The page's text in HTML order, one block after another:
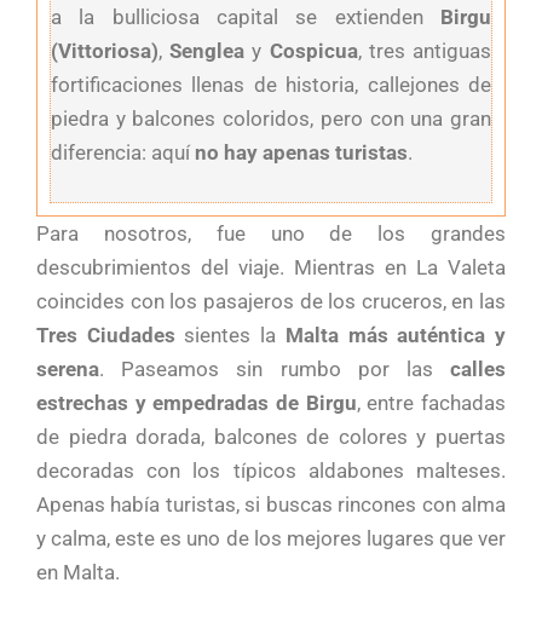
a la bulliciosa capital se extienden Birgu
(Vittoriosa),Senglea y Cospicua, tres antiguas
fortificaciones llenas de historia, callejones de
piedra y balcones coloridos, pero con una gran
diferencia: aquí no hay apenas turistas.
Para nosotros, fue uno de los grandes
descubrimientos del viaje. Mientras en La Valeta
coincides con los pasajeros de los cruceros, en las
Tres Ciudades sientes la Malta más auténtica y
serena. Paseamos sin rumbo por las calles
estrechas y empedradas de Birgu, entre fachadas
de piedra dorada, balcones de colores y puertas
decoradas con los típicos aldabones malteses.
Apenas había turistas, si buscas rincones con alma
y calma, este es uno de los mejores lugares que ver
en Malta.